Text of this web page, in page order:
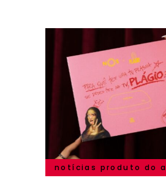
notícias produto do